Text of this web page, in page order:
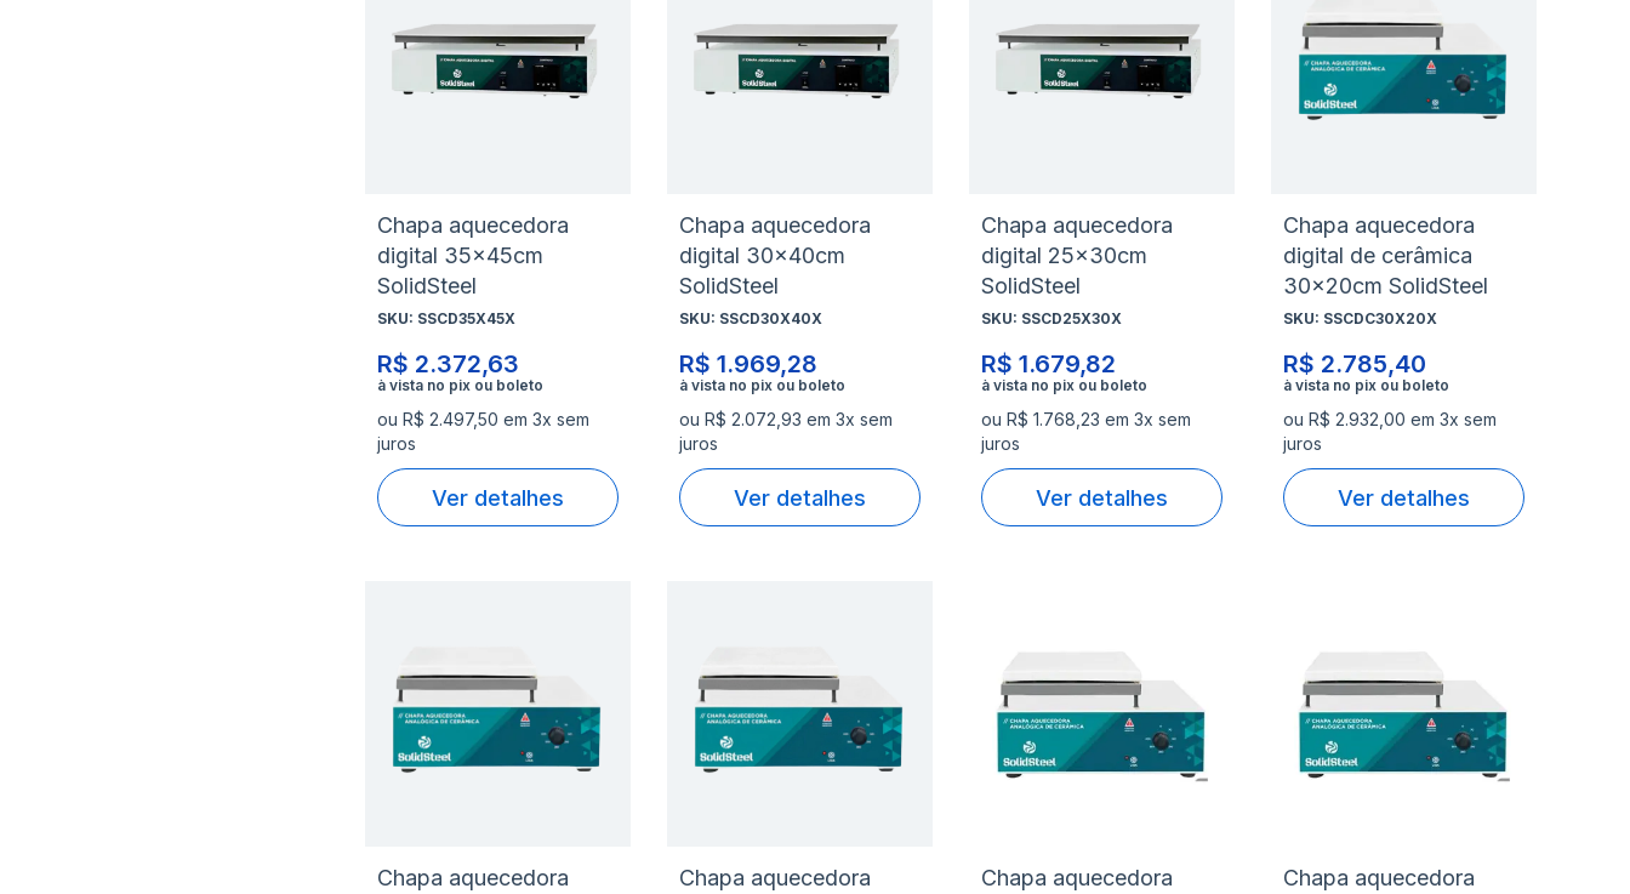
Chapa aquecedora
digital 35x45cm
SolidSteel
SKU: SSCD35X45X
R$ 2.372,63
ou R$ 2.497,50 em 3x sem
juros
Ver detalhes
lista
de
Adicionar
para
Chapa aquecedora
digital 30x40cm
SolidSteel
SKU: SSCD30X40X
R$ 1.969,28
ou R$ 2.072,93 em 3x sem
juros
Ver detalhes
lista
de
Adicionar
para
Chapa aquecedora
digital 25x30cm
SolidSteel
SKU: SSCD25X30X
R$ 1.679,82
ou R$ 1.768,23 em 3x sem
juros
Ver detalhes
à
lista
de
Adicionar
para
Comparar
Chapa aquecedora
digital de cerâmica
30x20cm SolidSteel
SKU: SSCDC30X20X
R$ 2.785,40
ou R$ 2.932,00 em 3x sem
juros
Ver detalhes
Chapa aquecedora
à
lista
de
Adicionar
para
Comparar
Chapa aquecedora
à
lista
de
Adicionar
para
Comparar
Chapa aquecedora
à
lista
de
Adicionar
para
Comparar
Chapa aquecedora